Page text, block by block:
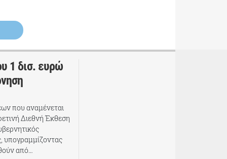
1 δισ. ευρώ
που αναμένεται
Διεθνή Έκθεση
από…